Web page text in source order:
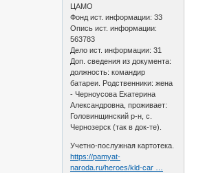
ЦАМО
Фонд ист. информации: 33
Опись ист. информации:
563783
Дело ист. информации: 31
Доп. сведения из документа:
должность: командир
батареи. Родственники: жена
- Черноусова Екатерина
Александровна, проживает:
Головинщинский р-н, с.
Чернозерск (так в док-те).
Учетно-послужная картотека.
https://pamyat-
naroda.ru/heroes/kld-car …